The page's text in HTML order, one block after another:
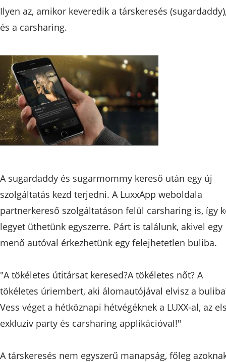
Ilyen az, amikor keveredik a társkeresés
és a carsharing.
A sugardaddy és sugarmommy kereső után egy új
szolgáltatás kezd terjedni. A LuxxApp weboldala
partnerkereső szolgáltatáson felül carsharing is, így
legyet üthetünk egyszerre. Párt is találunk, akivel egy
menő autóval érkezhetünk egy felejhetetlen buliba.
"A tökéletes útitársat keresed?A tökéletes nőt? A
tökéletes úriembert, aki álomautójával elvisz a
Vess véget a hétköznapi hétvégéknek a LUXX-al, az
exkluzív party és carsharing applikációval!"
A társkeresés nem egyszerű manapság, főleg